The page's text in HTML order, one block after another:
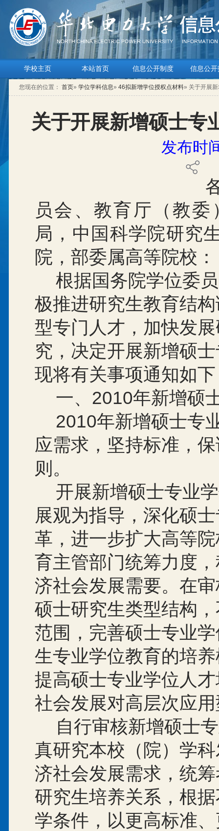
学校主页 本站首页 信息公开制度 信息公开
您现在的位置： 首页» 学位学科信息» 46拟新增学位授权点材料» 关于开展
关于开展新增硕士专
发布时
员会、教育厅（教
局，中国科学院研究
院，部委属高等院校：
根据国务院学位委
极推进研究生教育结
型专门人才，加快发
究，决定开展新增硕
现将有关事项通知如
一、 2010年新增硕
2010年新增硕士专
应需求，坚持标准，
则。
开展新增硕士专业
展观为指导，深化硕
革，进一步扩大高等
育主管部门统筹力度
济社会发展需要。在
硕士研究生类型结构
范围，完善硕士专业
生专业学位教育的培
提高硕士专业学位人
社会发展对高层次应
自行审核新增硕士
真研究本校（院）学
济社会发展需求，统
研究生培养关系，根
学条件，以更高标准